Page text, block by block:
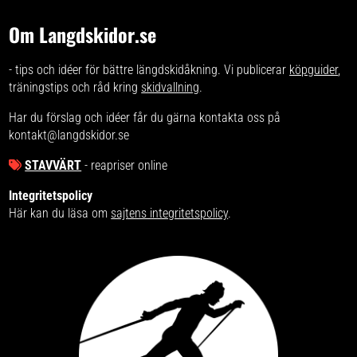
Om Langdskidor.se
- tips och idéer för bättre längdskidåkning. Vi publicerar köpguider,
träningstips och råd kring skidvallning.
Har du förslag och idéer får du gärna kontakta oss på
kontakt@langdskidor.se
STAVVÄRT - reapriser online
Integritetspolicy
Här kan du läsa om sajtens integritetspolicy.